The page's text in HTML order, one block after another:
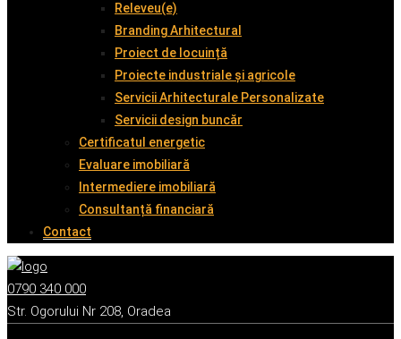
Releveu(e)
Branding Arhitectural
Proiect de locuință
Proiecte industriale și agricole
Servicii Arhitecturale Personalizate
Servicii design buncăr
Certificatul energetic
Evaluare imobiliară
Intermediere imobiliară
Consultanță financiară
Contact
0790 340 000
Str. Ogorului Nr 208, Oradea